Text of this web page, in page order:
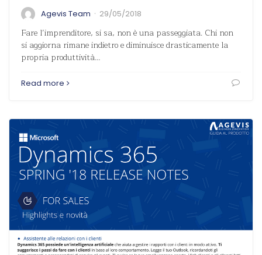
Agevis Team · 29/05/2018
Fare l’imprenditore, si sa, non è una passeggiata. Chi non
si aggiorna rimane indietro e diminuisce drasticamente la
propria produttività…
Read more